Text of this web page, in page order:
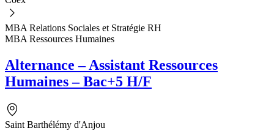
MBA Relations Sociales et Stratégie RH
MBA Ressources Humaines
Alternance – Assistant Ressources
Humaines – Bac+5 H/F
Saint Barthélémy d'Anjou